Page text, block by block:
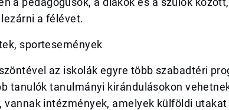
a félévet.
sportesemények
az iskolák egyre több szabadtéri
tanulók tanulmányi kirándulásokon
vannak intézmények, amelyek külföldi utakat